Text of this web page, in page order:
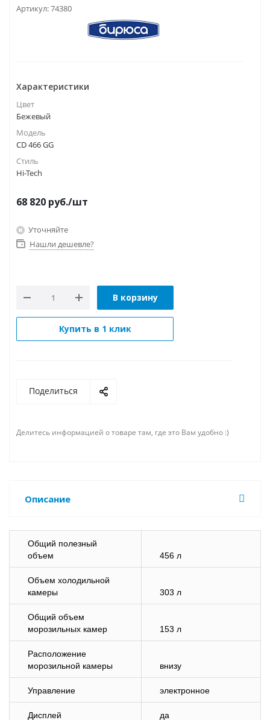
Артикул:74380
Характеристики
Цвет
Бежевый
Модель
CD 466 GG
Стиль
Hi-Tech
68 820 руб./шт
Уточняйте
Нашли дешевле?
В корзину
Купить в 1 клик
Поделиться
Делитесь информацией о товаре там, где это Вам удобно :)
Описание
Общий полезный
объем
456 л
Объем холодильной
камеры
303 л
Общий объем
морозильных камер
153 л
Расположение
морозильной камеры
внизу
Управление электронное
Дисплей да